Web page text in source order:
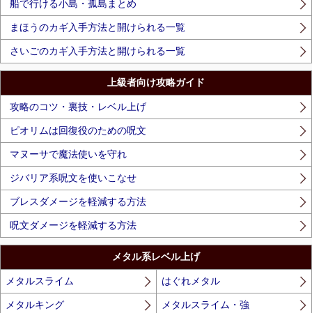
船で行ける小島・孤島まとめ
まほうのカギ入手方法と開けられる一覧
さいごのカギ入手方法と開けられる一覧
上級者向け攻略ガイド
攻略のコツ・裏技・レベル上げ
ピオリムは回復役のための呪文
マヌーサで魔法使いを守れ
ジバリア系呪文を使いこなせ
ブレスダメージを軽減する方法
呪文ダメージを軽減する方法
メタル系レベル上げ
メタルスライム はぐれメタル
メタルキング メタルスライム・強